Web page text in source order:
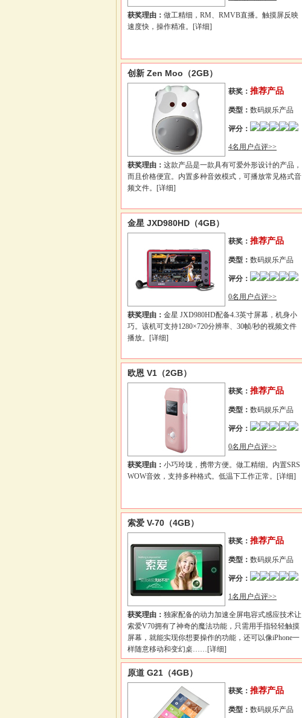
获奖理由： 做工精细，RM、RMVB直播。触摸屏反映
速度快，操作精准。 [详细]
创新 Zen Moo（2GB）
获奖： 推荐产品
类型： 数码娱乐产品
评分：
4名用户点评>>
获奖理由： 这款产品是一款具有可爱外形设计的产品，
而且价格便宜。内置多种音效模式，可播放常见格式音
频文件。 [详细]
金星 JXD980HD（4GB）
获奖： 推荐产品
类型： 数码娱乐产品
评分：
0名用户点评>>
获奖理由： 金星 JXD980HD配备4.3英寸屏幕，机身小
巧。该机可支持1280×720分辨率、30帧/秒的视频文件
播放。 [详细]
欧恩 V1（2GB）
获奖： 推荐产品
类型： 数码娱乐产品
评分：
0名用户点评>>
获奖理由： 小巧玲珑，携带方便。做工精细。内置SRS
WOW音效，支持多种格式。低温下工作正常。 [详细]
索爱 V-70（4GB）
获奖： 推荐产品
类型： 数码娱乐产品
评分：
1名用户点评>>
获奖理由： 独家配备的动力加速全屏电容式感应技术让
索爱V70拥有了神奇的魔法功能，只需用手指轻轻触摸
屏幕，就能实现你想要操作的功能，还可以像iPhone一
样随意移动和变幻桌……[详细]
原道 G21（4GB）
获奖： 推荐产品
类型： 数码娱乐产品